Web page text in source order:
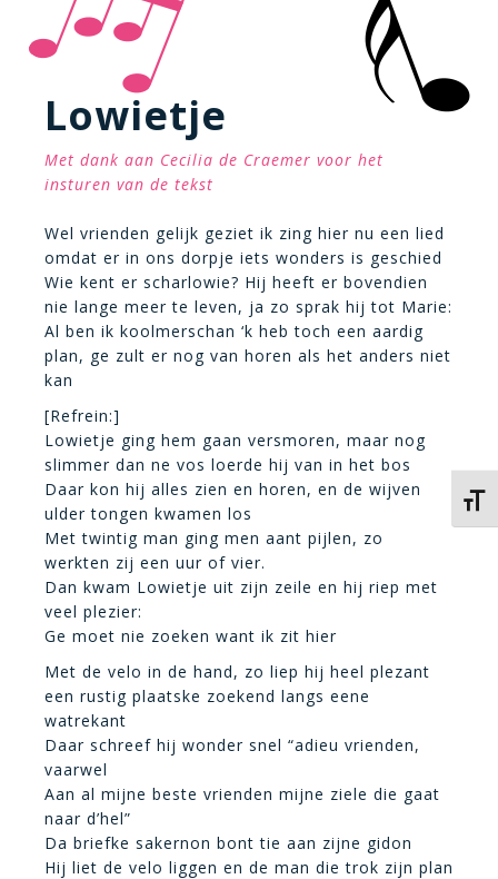
Lowietje
Met dank aan Cecilia de Craemer voor het
insturen van de tekst
Wel vrienden gelijk geziet ik zing hier nu een lied
omdat er in ons dorpje iets wonders is geschied
Wie kent er scharlowie? Hij heeft er bovendien
nie lange meer te leven, ja zo sprak hij tot Marie:
Al ben ik koolmerschan ‘k heb toch een aardig
plan, ge zult er nog van horen als het anders niet
kan
[Refrein:]
Lowietje ging hem gaan versmoren, maar nog
slimmer dan ne vos loerde hij van in het bos
Daar kon hij alles zien en horen, en de wijven
ulder tongen kwamen los
Met twintig man ging men aant pijlen, zo
werkten zij een uur of vier.
Dan kwam Lowietje uit zijn zeile en hij riep met
veel plezier:
Ge moet nie zoeken want ik zit hier
Met de velo in de hand, zo liep hij heel plezant
een rustig plaatske zoekend langs eene
watrekant
Daar schreef hij wonder snel “adieu vrienden,
vaarwel
Aan al mijne beste vrienden mijne ziele die gaat
naar d’hel”
Da briefke sakernon bont tie aan zijne gidon
Hij liet de velo liggen en de man die trok zijn plan